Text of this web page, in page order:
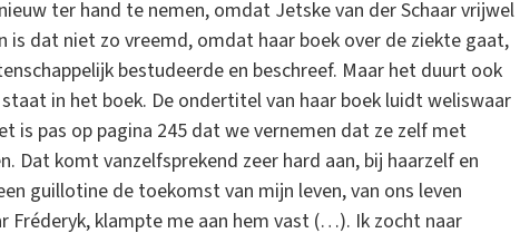
ter hand te nemen, omdat Jetske van der Schaar vrijwel
is dat niet zo vreemd, omdat haar boek over de ziekte gaat,
bestudeerde en beschreef. Maar het duurt ook
in het boek. De ondertitel van haar boek luidt weliswaar
is pas op pagina 245 dat we vernemen dat ze zelf met
Dat komt vanzelfsprekend zeer hard aan, bij haarzelf en
guillotine de toekomst van mijn leven, van ons leven
Fréderyk, klampte me aan hem vast (…). Ik zocht naar